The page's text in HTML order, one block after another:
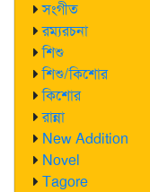
সংগীত
রম্যরচনা
শিশু
শিশু/কিশোর
কিশোর
রান্না
New Addition
Novel
Tagore